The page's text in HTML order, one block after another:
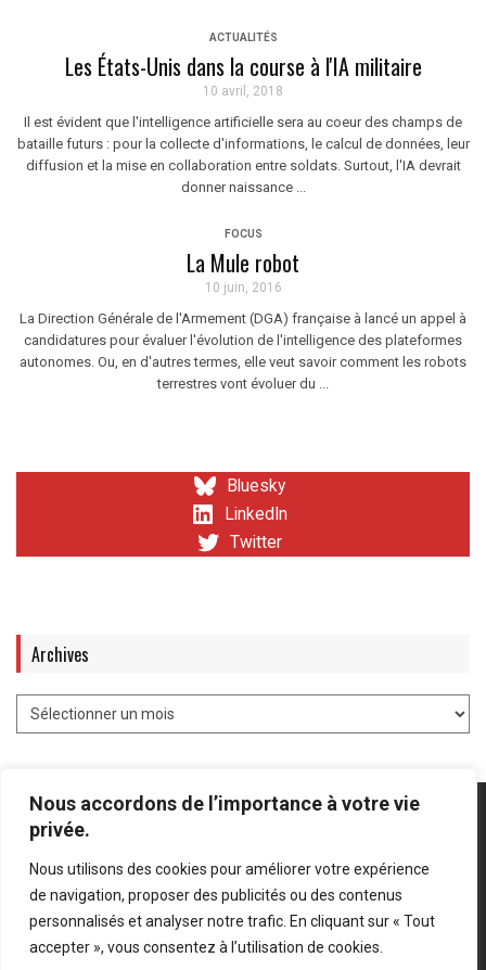
Nous accordons de l’importance à votre vie
privée.
Nous utilisons des cookies pour améliorer votre expérience
de navigation, proposer des publicités ou des contenus
personnalisés et analyser notre trafic. En cliquant sur « Tout
accepter », vous consentez à l’utilisation de cookies.
ACTUALITÉS
Les États-Unis dans la course à l'IA militaire
10 avril, 2018
Il est évident que l'intelligence artificielle sera au coeur des champs de
bataille futurs : pour la collecte d'informations, le calcul de données, leur
diffusion et la mise en collaboration entre soldats. Surtout, l'IA devrait
donner naissance ...
FOCUS
La Mule robot
10 juin, 2016
La Direction Générale de l'Armement (DGA) française à lancé un appel à
candidatures pour évaluer l'évolution de l'intelligence des plateformes
autonomes. Ou, en d'autres termes, elle veut savoir comment les robots
terrestres vont évoluer du ...
Bluesky
LinkedIn
Twitter
Archives
Mentions légales Politique de confidentialité
Bluesky
LinkedIn
Twitter